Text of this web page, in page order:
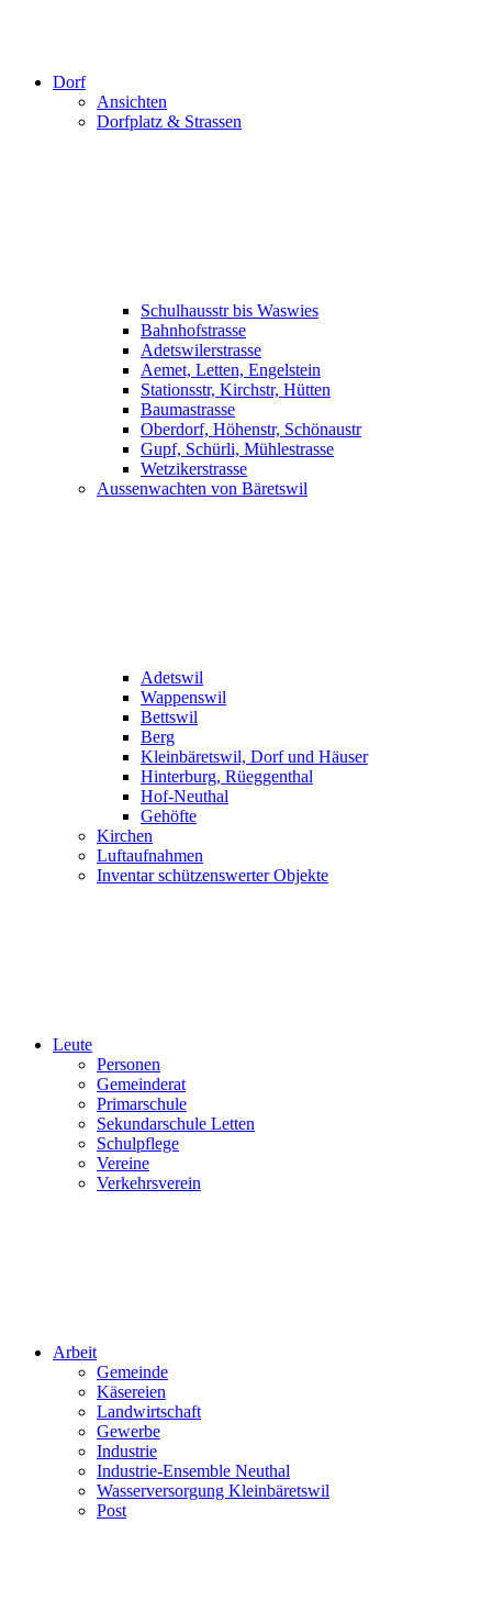
Dorf
Ansichten
Dorfplatz & Strassen
Schulhausstr bis Waswies
Bahnhofstrasse
Adetswilerstrasse
Aemet, Letten, Engelstein
Stationsstr, Kirchstr, Hütten
Baumastrasse
Oberdorf, Höhenstr, Schönaustr
Gupf, Schürli, Mühlestrasse
Wetzikerstrasse
Aussenwachten von Bäretswil
Adetswil
Wappenswil
Bettswil
Berg
Kleinbäretswil, Dorf und Häuser
Hinterburg, Rüeggenthal
Hof-Neuthal
Gehöfte
Kirchen
Luftaufnahmen
Inventar schützenswerter Objekte
Leute
Personen
Gemeinderat
Primarschule
Sekundarschule Letten
Schulpflege
Vereine
Verkehrsverein
Arbeit
Gemeinde
Käsereien
Landwirtschaft
Gewerbe
Industrie
Industrie-Ensemble Neuthal
Wasserversorgung Kleinbäretswil
Post